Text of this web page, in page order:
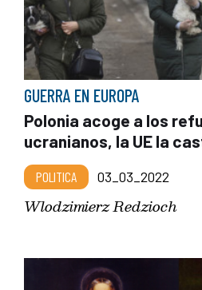
GUERRA EN EUROPA
Polonia acoge a los
ucranianos, la UE la
POLITICA 03_03_2022
Wlodzimierz Redzioch